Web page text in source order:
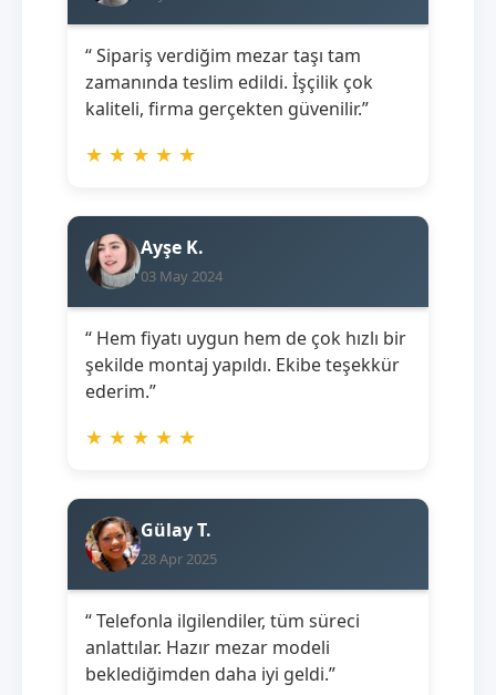
“ Sipariş verdiğim mezar taşı tam
zamanında teslim edildi. İşçilik çok
kaliteli, firma gerçekten güvenilir.”
★ ★ ★ ★ ★
Ayşe K.
03 May 2024
“ Hem fiyatı uygun hem de çok hızlı bir
şekilde montaj yapıldı. Ekibe teşekkür
ederim.”
★ ★ ★ ★ ★
Gülay T.
28 Apr 2025
“ Telefonla ilgilendiler, tüm süreci
anlattılar. Hazır mezar modeli
beklediğimden daha iyi geldi.”